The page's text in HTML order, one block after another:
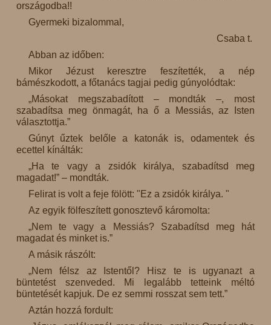
országodba!!
Gyermeki bizalommal,
Csaba t.
Abban az időben:
Mikor Jézust keresztre feszítették, a nép
bámészkodott, a főtanács tagjai pedig gúnyolódtak:
„Másokat megszabadított – mondták –, most
szabadítsa meg önmagát, ha ő a Messiás, az Isten
választottja.”
Gúnyt űztek belőle a katonák is, odamentek és
ecettel kínálták:
„Ha te vagy a zsidók királya, szabadítsd meg
magadat!” – mondták.
Felirat is volt a feje fölött: "Ez a zsidók királya. "
Az egyik fölfeszített gonosztevő káromolta:
„Nem te vagy a Messiás? Szabadítsd meg hát
magadat és minket is.”
A másik rászólt:
„Nem félsz az Istentől? Hisz te is ugyanazt a
büntetést szenveded. Mi legalább tetteink méltó
büntetését kapjuk. De ez semmi rosszat sem tett.”
Aztán hozzá fordult: